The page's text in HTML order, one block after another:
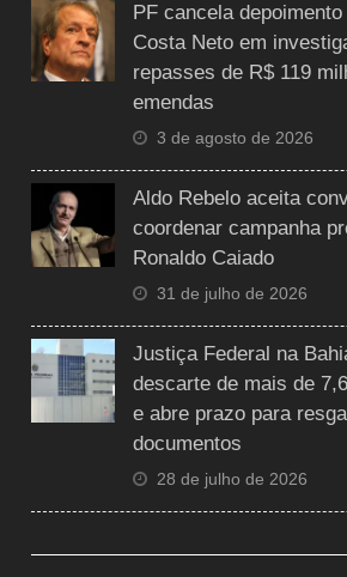
PF cancela
Costa Neto em
repasses de R$ 119
emendas
3 de agosto de 2026
Aldo Rebelo aceita
coordenar campanha
Ronaldo Caiado
31 de julho de 2026
Justiça Federal na
descarte de mais de
e abre prazo para
documentos
28 de julho de 2026